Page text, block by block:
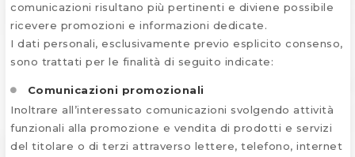
comunicazioni risultano più pertinenti e diviene possibile
ricevere promozioni e informazioni dedicate.
I dati personali, esclusivamente previo esplicito consenso,
sono trattati per le finalità di seguito indicate:
Comunicazioni promozionali
Inoltrare all’interessato comunicazioni svolgendo attività
funzionali alla promozione e vendita di prodotti e servizi
del titolare o di terzi attraverso lettere, telefono, internet